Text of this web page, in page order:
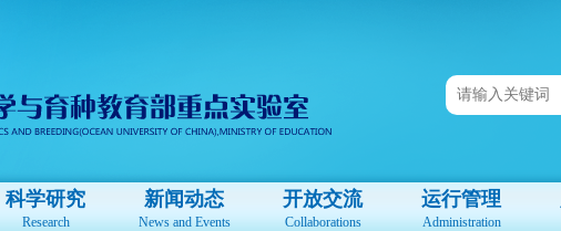
科学研究
Research
新闻动态
News and Events
开放交流
Collaborations
运行管理
Administration